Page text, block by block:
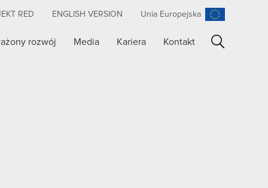
RED ENGLISH VERSION Unia Europejska
rozwój Media Kariera Kontakt